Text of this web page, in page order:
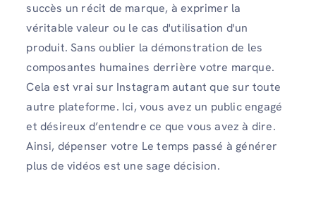
succès un récit de marque, à exprimer la
véritable valeur ou le cas d'utilisation d'un
produit. Sans oublier la démonstration de les
composantes humaines derrière votre marque.
Cela est vrai sur Instagram autant que sur toute
autre plateforme. Ici, vous avez un public engagé
et désireux d’entendre ce que vous avez à dire.
Ainsi, dépenser votre Le temps passé à générer
plus de vidéos est une sage décision.